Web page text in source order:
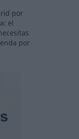
por
el
por